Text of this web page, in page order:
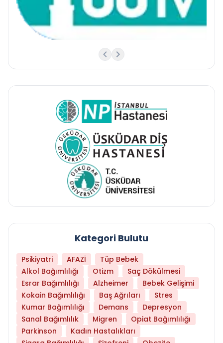
Kategori Bulutu
Psikiyatri AFAZİ
Tüp Bebek
Alkol Bağımlılığı
Otizm
Saç Dökülmesi
Esrar Bağımlılığı
Alzheimer
Bebek Gelişimi
Kokain Bağımlılığı
Baş Ağrıları
Stres
Kumar Bağımlılığı
Demans
Depresyon
Sanal Bağımlılık
Migren
Opiat Bağımlılığı
Parkinson
Kadın Hastalıkları